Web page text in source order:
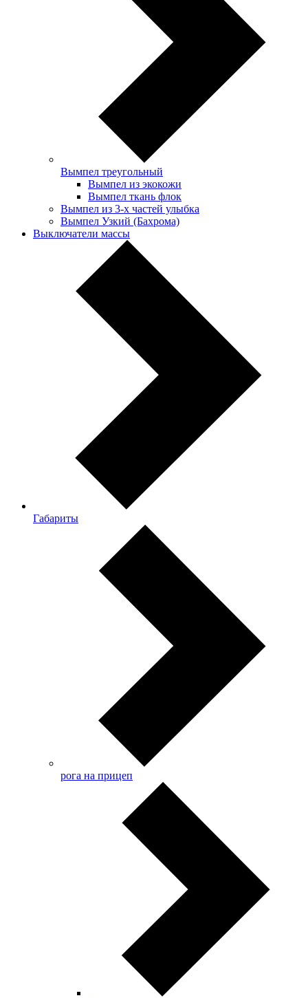
Вымпел треугольный
Вымпел из экокожи
Вымпел ткань флок
Вымпел из 3-х частей улыбка
Вымпел Узкий (Бахрома)
Выключатели массы
Габариты
рога на прицеп